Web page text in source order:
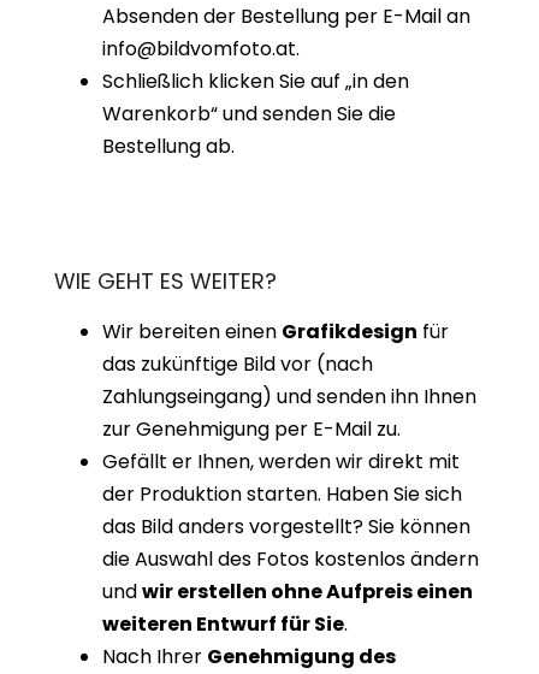
Absenden der Bestellung per E-Mail an
info@bildvomfoto.at.
Schließlich klicken Sie auf „in den
Warenkorb“ und senden Sie die
Bestellung ab.
WIE GEHT ES WEITER?
Wir bereiten einen Grafikdesign für
das zukünftige Bild vor (nach
Zahlungseingang) und senden ihn Ihnen
zur Genehmigung per E-Mail zu.
Gefällt er Ihnen, werden wir direkt mit
der Produktion starten. Haben Sie sich
das Bild anders vorgestellt? Sie können
die Auswahl des Fotos kostenlos ändern
undwir erstellen ohne Aufpreis einen
weiteren Entwurf für Sie.
Nach Ihrer Genehmigung des